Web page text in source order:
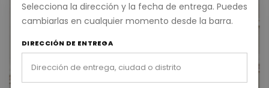
Selecciona la dirección y la fecha de entrega. Puedes
cambiarlas en cualquier momento desde la barra.
DIRECCIÓN DE ENTREGA